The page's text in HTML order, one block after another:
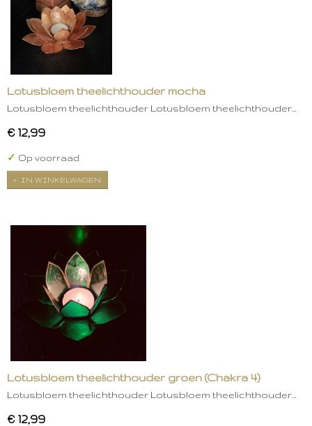
Lotusbloem theelichthouder mocha
Lotusbloem theelichthouder Lotusbloem theelichthouder…
€ 12,99
✓ Op voorraad
IN WINKELWAGEN
Lotusbloem theelichthouder groen (Chakra 4)
Lotusbloem theelichthouder Lotusbloem theelichthouder…
€ 12,99